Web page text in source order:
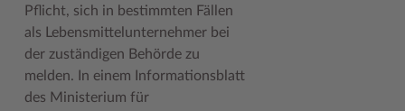
Publikationen
Wo Sie uns finden
Pressemeldungen
Social Media
Stabsbereiche
Städte und Gemeinden
Termine und Veranstaltungen
Tourismus
Pflicht, sich in bestimmten Fällen
als Lebensmittelunternehmer bei
der zuständigen Behörde zu
melden. In einem Informationsblatt
des Ministerium für